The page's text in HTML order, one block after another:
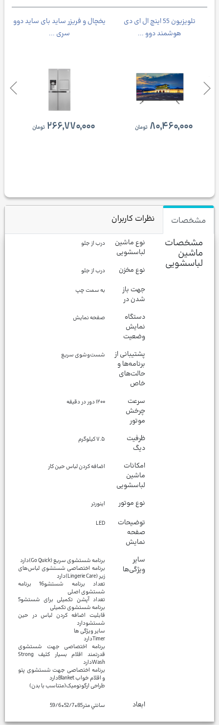
یخچال و فریزر ساید بای ساید دوو
سری ...
۲۶۶,۷۷۰,۰۰۰ تومان
تلویزیون 55 اینچ ال ای دی
هوشمند دوو ...
۸۰,۴۶۰,۰۰۰ تومان
مشخصات نظرات کاربران
مشخصات
ماشین
لباسشویی
نوع ماشین
لباسشویی
درب از جلو
نوع مخزن درب از جلو
جهت باز
شدن در
به سمت چپ
دستگاه
نمایش
وضعیت
صفحه نمایش
پشتیبانی از
برنامه‌ها و
حالت‌های
خاص
شست‌وشوی سریع
سرعت
چرخش
موتور
۱۲۰۰ دور در دقیقه
ظرفیت
دیگ
۷.۵ کیلوگرم
امکانات
ماشین
لباسشویی
اضافه کردن لباس حین کار
نوع موتور اینورتر
توضیحات
صفحه
نمایش
LED
سایر
ویژگی‌ها
برنامه اختصاصی شستشوی لباس‌های
تعداد برنامه شستشو16 برنامه
تعداد آپشن تکمیلی برای شستشو5
قابلیت اضافه کردن لباس در حین
برنامه اختصاصی جهت شستشوی
قدرتمند اقلام بسیار کثیف Strong
برنامه اختصاصی جهت شستشوی پتو
طراحی ارگونومیک(متناسب با بدن)
ابعاد سانتي متر85*52/7*59/6